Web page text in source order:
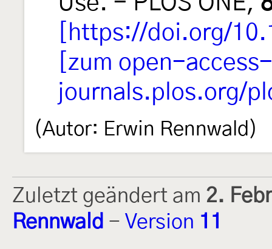
[https://doi.org/
[zum open-
journals.plos.org/
(Autor: Erwin Rennwald)
Zuletzt geändert am 2.
Rennwald - Version 11